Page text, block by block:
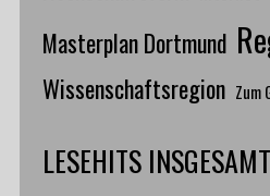
Masterplan Dortmund
Wissenschaftsregion Zum
LESEHITS INSGESAMT